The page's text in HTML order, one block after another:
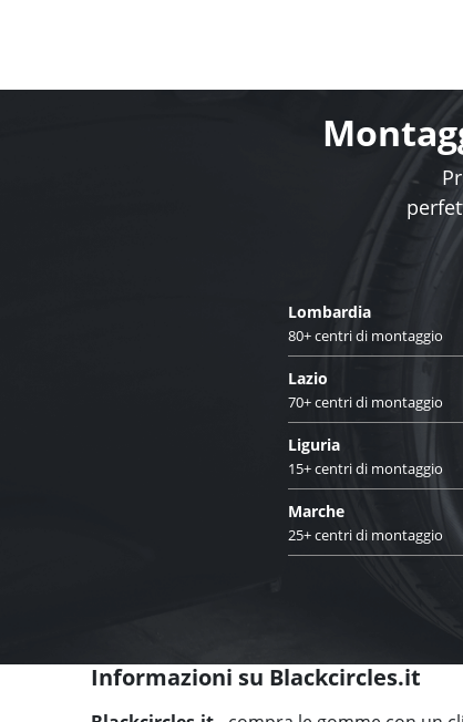
Lombardia
80+ centri di montaggio
Lazio
70+ centri di montaggio
Liguria
15+ centri di montaggio
Marche
25+ centri di montaggio
Informazioni su Blackcircles.it